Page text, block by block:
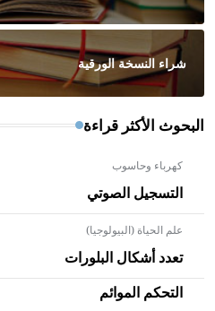
شراء النسخة الورقية
البحوث الأكثر قراءة
كهرباء وحاسوب
التسجيل الصوتي
علم الحياة (البيولوجيا)
تعدد أشكال البلورات
التحكم الموائم